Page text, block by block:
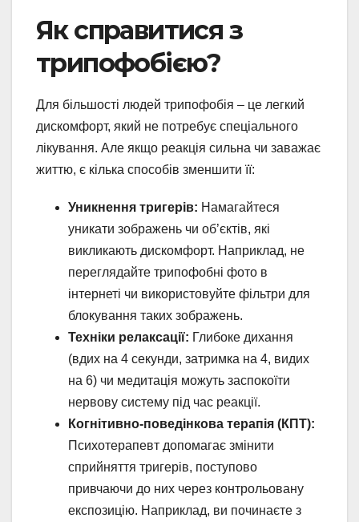
Як справитися з
трипофобією?
Для більшості людей трипофобія – це легкий
дискомфорт, який не потребує спеціального
лікування. Але якщо реакція сильна чи заважає
життю, є кілька способів зменшити її:
Уникнення тригерів: Намагайтеся
уникати зображень чи об’єктів, які
викликають дискомфорт. Наприклад, не
переглядайте трипофобні фото в
інтернеті чи використовуйте фільтри для
блокування таких зображень.
Техніки релаксації: Глибоке дихання
(вдих на 4 секунди, затримка на 4, видих
на 6) чи медитація можуть заспокоїти
нервову систему під час реакції.
Когнітивно-поведінкова терапія (КПТ):
Психотерапевт допомагає змінити
сприйняття тригерів, поступово
привчаючи до них через контрольовану
експозицію. Наприклад, ви починаєте з